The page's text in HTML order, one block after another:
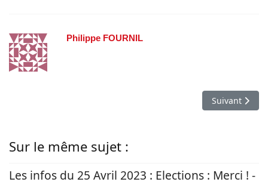
Philippe FOURNIL
Article
Suivant
Sur le même sujet :
Les infos du 25 Avril 2023 : Elections : Merci ! -